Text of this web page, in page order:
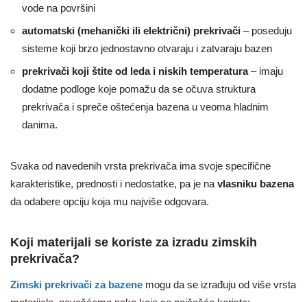
vode na površini
automatski (mehanički ili električni) prekrivači – poseduju
sisteme koji brzo jednostavno otvaraju i zatvaraju bazen
prekrivači koji štite od leda i niskih temperatura– imaju
dodatne podloge koje pomažu da se očuva struktura
prekrivača i spreče oštećenja bazena u veoma hladnim
danima.
Svaka od navedenih vrsta prekrivača ima svoje specifične
karakteristike, prednosti i nedostatke, pa je navlasniku bazena
da odabere opciju koja mu najviše odgovara.
Koji materijali se koriste za izradu zimskih
prekrivača?
Zimski prekrivači za bazene mogu da se izrađuju od više vrsta